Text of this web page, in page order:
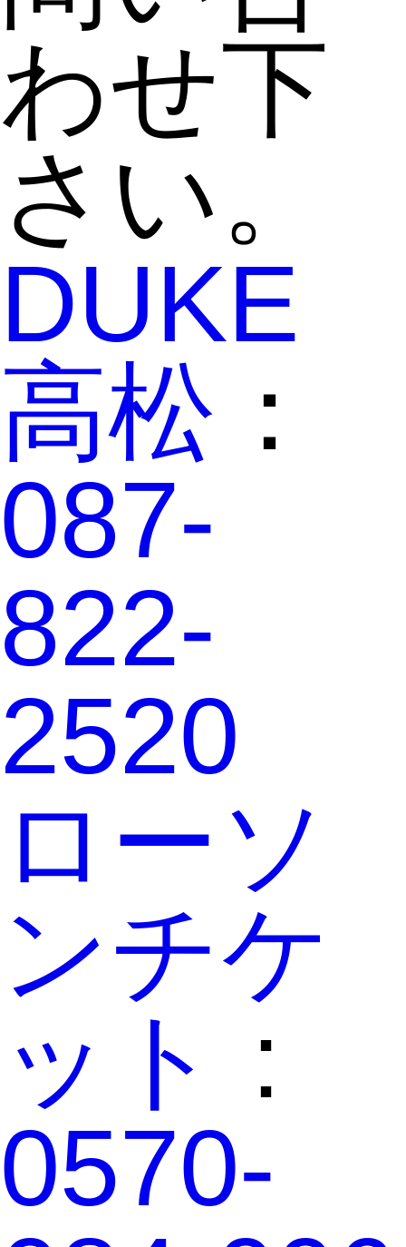
わせ下
さい。
DUKE
高松 ：
087-
822-
2520
ローソ
ンチケ
ット :
0570-